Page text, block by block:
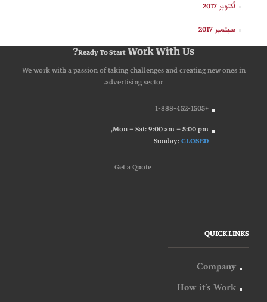
أكتوبر 2017
سبتمبر 2017
Ready To StartWork With Us?
We work with a passion of taking challenges and creating new ones in
advertising sector.
+1-888-452-1505
Mon – Sat: 9:00 am – 5:00 pm,
Sunday:CLOSED
GetaQuote
QUICK LINKS
Company
How it’s Work